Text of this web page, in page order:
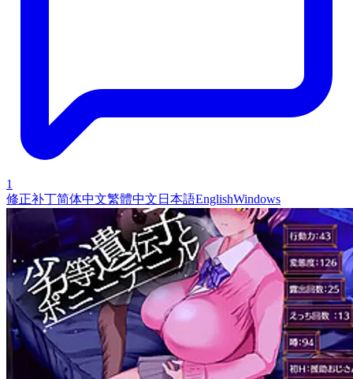
1
修正补丁简体中文繁體中文 日本語EnglishWindows